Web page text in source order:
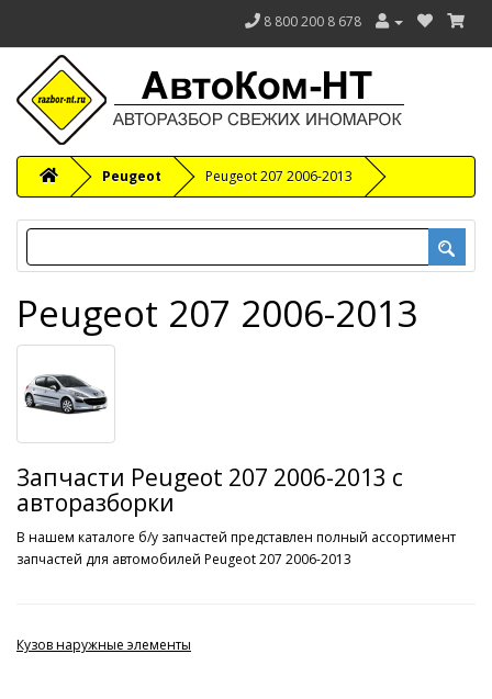
8 800 200 8 678
Peugeot Peugeot 207 2006-2013
Peugeot 207 2006-2013
Запчасти Peugeot 207 2006-2013 с
авторазборки
В нашем каталоге б/у запчастей представлен полный ассортимент
запчастей для автомобилей Peugeot 207 2006-2013
Кузов наружные элементы